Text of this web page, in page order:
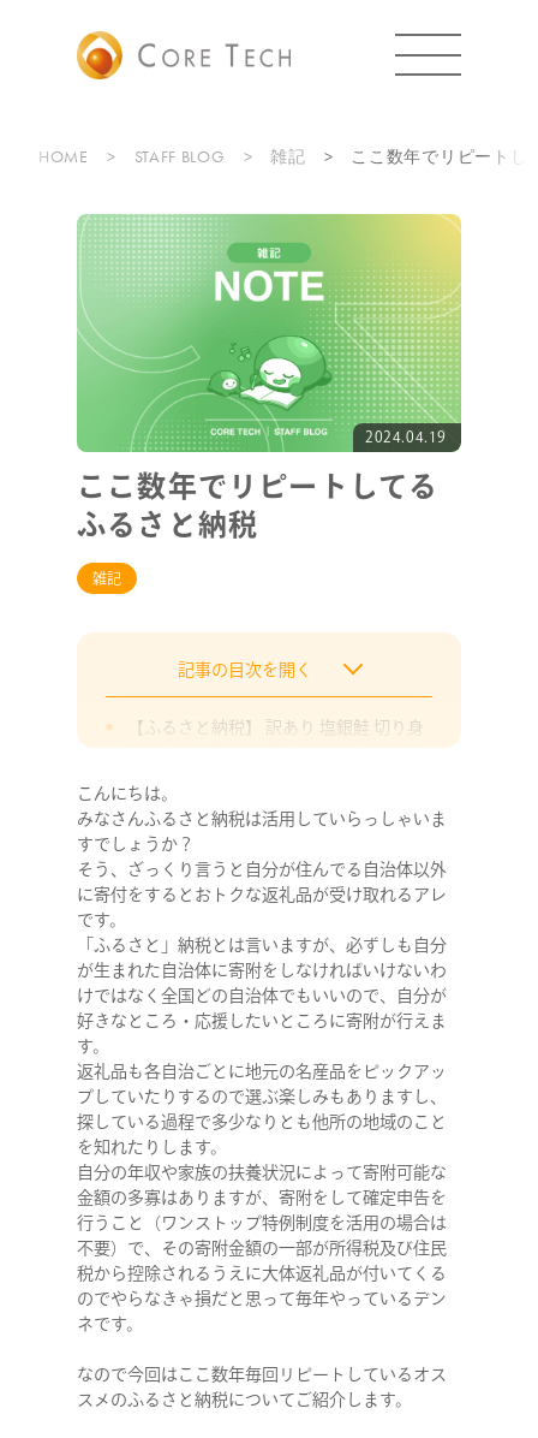
HOME STAFF BLOG 雑記 ここ数年でリピートし
2024.04.19
ここ数年でリピートしてる
ふるさと納税
雑記
記事の目次を開く
【ふるさと納税】 訳あり 塩銀鮭 切り身
約2kg 冷凍 厚切 肉 厚 さけ サケ 魚 海鮮
【ふるさと納税】【選べる！】厚切り牛
タン 薄切り牛タン 合計2.2kg または 合
計1.1kg または 550g 1パック550g 選べ
る容量 牛タン 厚切り 特製スパイス付 ス
き 牛肉 お肉 タン肉 スライス BBQ バーベ
キュー 焼き肉 冷凍 送料無料金額：
15,000円（1.1kg）
【ふるさと納税】 3人に1人がリピータ
岩手県奥州市産 ひとめぼれ 岩手ふるさ
と米 発送時期が選べる 米
5kg×1/10kg×1/5kg×2/10kg×2/5kg×4+300g×2/
人気 お米 ふるさと納税金額：6000円～
こんにちは。
みなさんふるさと納税は活用していらっしゃいま
すでしょうか？
そう、ざっくり言うと自分が住んでる自治体以外
に寄付をするとおトクな返礼品が受け取れるアレ
です。
「ふるさと」納税とは言いますが、必ずしも自分
が生まれた自治体に寄附をしなければいけないわ
けではなく全国どの自治体でもいいので、自分が
好きなところ・応援したいところに寄附が行えま
す。
返礼品も各自治ごとに地元の名産品をピックアッ
プしていたりするので選ぶ楽しみもありますし、
探している過程で多少なりとも他所の地域のこと
を知れたりします。
自分の年収や家族の扶養状況によって寄附可能な
金額の多寡はありますが、寄附をして確定申告を
行うこと（ワンストップ特例制度を活用の場合は
不要）で、その寄附金額の一部が所得税及び住民
税から控除されるうえに大体返礼品が付いてくる
のでやらなきゃ損だと思って毎年やっているデン
ネです。
なので今回はここ数年毎回リピートしているオス
スメのふるさと納税についてご紹介します。